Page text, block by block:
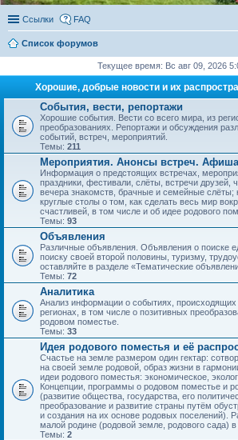
Ссылки FAQ
Список форумов
Текущее время: Вс авг 09, 2026
Хорошие, добрые новости и их
События, вести, репортажи
Хорошие события. Вести со всего мира, из
преобразованиях. Репортажи и обсуждения
событий, встреч, мероприятий.
Темы: 211
Мероприятия. Анонсы встреч. Афиша
Информация о предстоящих встречах,
праздники, фестивали, слёты, встречи друзей,
вечера знакомств, брачные и семейные слёты;
круглые столы о том, как сделать весь мир
счастливей, в том числе и об идее родового
Темы: 93
Объявления
Различные объявления. Объявления о поиске
поиску своей второй половины, туризму,
оставляйте в разделе «Тематические
Темы: 72
Аналитика
Анализ информации о событиях,
регионах, в том числе о позитивных
родовом поместье.
Темы: 33
Идея родового поместья и её
Счастье на земле размером один гектар:
на своей земле родовой, образ жизни в
идеи родового поместья: экономическое,
Концепции, программы о родовом поместье и
(развитие общества, государства, его
преобразование и развитие страны путём
и создания на их основе родовых поселений).
малой родине (родовой земле, родового сада) в
Темы: 2